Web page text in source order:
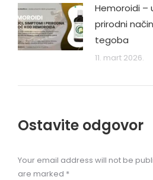
Hemoroidi –
prirodni
tegoba
11. mart 2026.
Ostavite odgovor
Your email address will not be
are marked *